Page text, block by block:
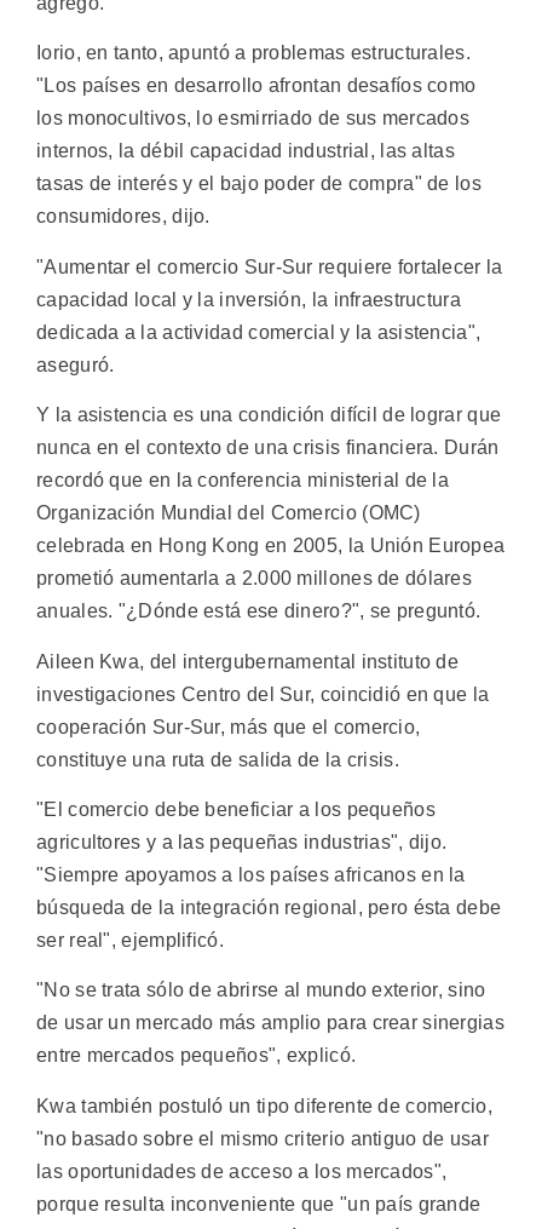
Iorio, en tanto, apuntó a problemas estructurales.
"Los países en desarrollo afrontan desafíos como
los monocultivos, lo esmirriado de sus mercados
internos, la débil capacidad industrial, las altas
tasas de interés y el bajo poder de compra" de los
consumidores, dijo.
"Aumentar el comercio Sur-Sur requiere fortalecer la
capacidad local y la inversión, la infraestructura
dedicada a la actividad comercial y la asistencia",
aseguró.
Y la asistencia es una condición difícil de lograr que
nunca en el contexto de una crisis financiera. Durán
recordó que en la conferencia ministerial de la
Organización Mundial del Comercio (OMC)
celebrada en Hong Kong en 2005, la Unión Europea
prometió aumentarla a 2.000 millones de dólares
anuales. "¿Dónde está ese dinero?", se preguntó.
Aileen Kwa, del intergubernamental instituto de
investigaciones Centro del Sur, coincidió en que la
cooperación Sur-Sur, más que el comercio,
constituye una ruta de salida de la crisis.
"El comercio debe beneficiar a los pequeños
agricultores y a las pequeñas industrias", dijo.
"Siempre apoyamos a los países africanos en la
búsqueda de la integración regional, pero ésta debe
ser real", ejemplificó.
"No se trata sólo de abrirse al mundo exterior, sino
de usar un mercado más amplio para crear sinergias
entre mercados pequeños", explicó.
Kwa también postuló un tipo diferente de comercio,
"no basado sobre el mismo criterio antiguo de usar
las oportunidades de acceso a los mercados",
porque resulta inconveniente que "un país grande